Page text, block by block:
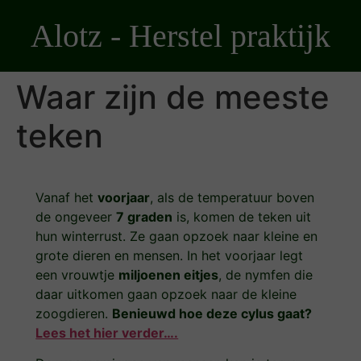
Alotz - Herstel praktijk
Waar zijn de meeste
teken
Vanaf hetvoorjaar, als de temperatuur boven
de ongeveer7 graden is, komen de teken uit
hun winterrust. Ze gaan opzoek naar kleine en
grote dieren en mensen. In het voorjaar legt
een vrouwtje miljoenen eitjes, de nymfen die
daar uitkomen gaan opzoek naar de kleine
zoogdieren. Benieuwd hoe deze cylus gaat?
Lees het hier verder….